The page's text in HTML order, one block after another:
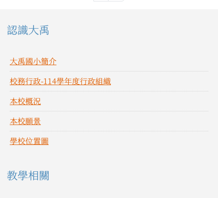
左邊區域內容
認識大禹
大禹國小簡介
校務行政-114學年度行政組織
本校概況
本校願景
學校位置圖
教學相關